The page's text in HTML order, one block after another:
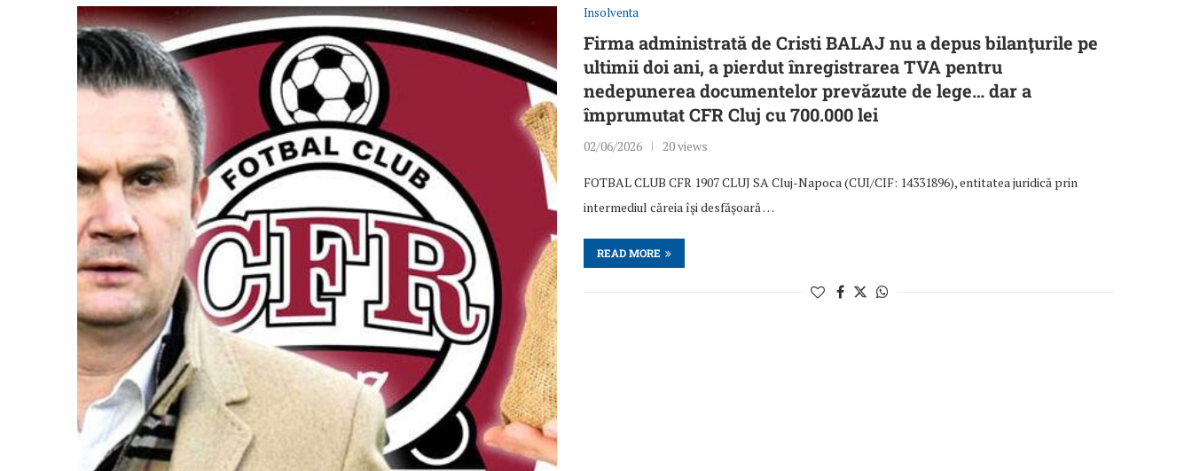
Insolventa
Firma administrată de Cristi BALAJ nu a depus bilanţurile pe
ultimii doi ani, a pierdut înregistrarea TVA pentru
nedepunerea documentelor prevăzute de lege… dar a
împrumutat CFR Cluj cu 700.000 lei
02/06/2026 20 views
FOTBAL CLUB CFR 1907 CLUJ SA Cluj-Napoca (CUI/CIF: 14331896), entitatea juridică prin
intermediul căreia îşi desfăşoară …
READ MORE